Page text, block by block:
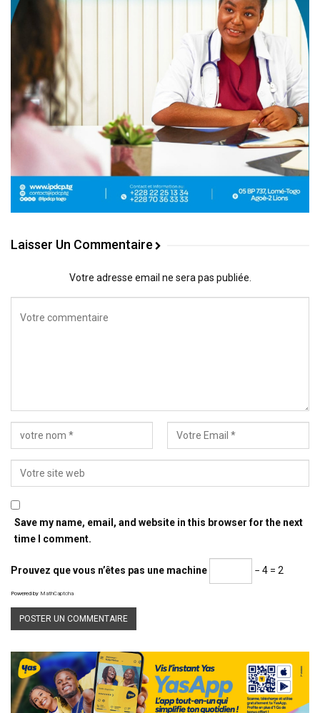
Laisser Un Commentaire
Votre adresse email ne sera pas publiée.
Save my name, email, and website in this browser for the next
time I comment.
Prouvez que vous n’êtes pas une machine − 4 = 2
Powered by MathCaptcha